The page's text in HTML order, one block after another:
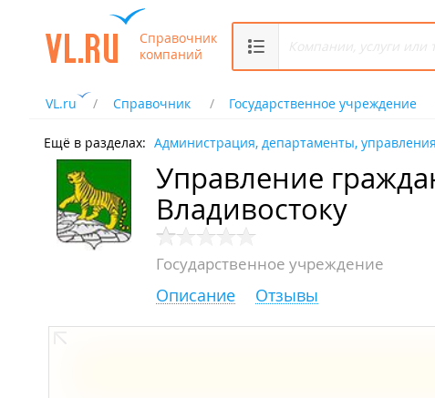
Справочник
компаний
VL.ru Справочник Государственное учреждение
Ещё в разделах: Администрация, департаменты, управления
Управление
Владивостоку
Государственное учреждение
Описание Отзывы